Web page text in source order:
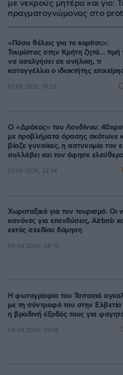
με νεκρούς μητέρα και γιο:
πραγματογνώμονας στο
«Πόσα θέλεις για το κορίτσι;»:
Τουρίστας στην Κρήτη ζητά... τιμή
να ασελγήσει σε ανήλικη, τι
καταγγέλλει ο ιδιοκτήτης
07.08.2026, 18:22
Ο «Δράκος» του Λονδίνου:
με προβλήματα όρασης σκότωνε
βίαζε γυναίκες, η αστυνομία τον
συλλάβει και τον άφησε
07.08.2026, 22:54
Χωροταξικό για τον τουρισμό: Οι
κανόνες για επενδύσεις, Airbnb
εκτός σχεδίου δόμηση
08.08.2026, 08:10
Η φωτογραφία του Τσιτσιπά
με τη σύντροφό του στην Ελβετία
η βραδινή έξοδός τους για
08.08.2026, 09:14